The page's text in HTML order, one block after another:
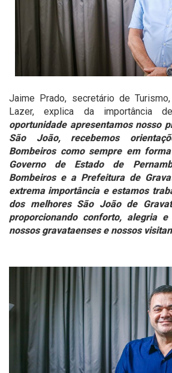
Jaime Prado, secretário de
Lazer, explica da importância
oportunidade apresentamos nosso
São João, recebemos
Bombeiros como sempre em
Governo de Estado de
Bombeiros e a Prefeitura de
extrema importância e estamos
dos melhores São João de
proporcionando conforto, alegria
nossos gravataenses e nossos